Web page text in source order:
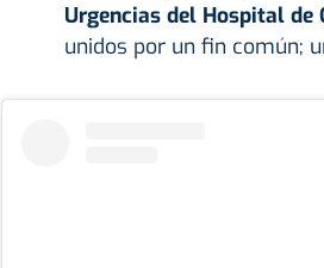
Urgencias del Hospital de
unidos por un fin común;